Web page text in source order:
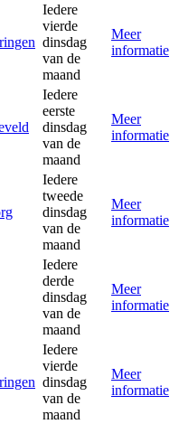
Iedere
vierde
dinsdag
van de
maand
Meer
informatie
Iedere
eerste
dinsdag
van de
maand
Meer
informatie
Iedere
tweede
dinsdag
van de
maand
Meer
informatie
Iedere
derde
dinsdag
van de
maand
Meer
informatie
Iedere
vierde
dinsdag
van de
maand
Meer
informatie